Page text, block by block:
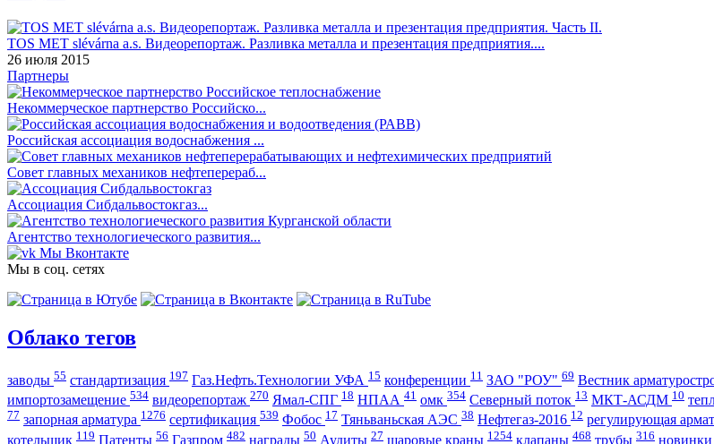
TOS MET slévárna a.s. Видеорепортаж. Разливка металла и презентация предприятия....
26 июля 2015
Партнеры
Некоммерческое партнерство Российско...
Российская ассоциация водоснабжения ...
Совет главных механиков нефтеперераб...
Ассоциация Сибдальвостокгаз...
Агентство технологиеческого развития...
Мы Вконтакте
Мы в соц. сетях
Облако тегов
заводы 55 стандартизация 197 Газ.Нефть.Технологии УФА 15 конференции 11 ЗАО "РОУ" 69 Вестник
импортозамещение 534 видеорепортаж 270 Ямал-СПГ 18 НПАА 41 омк 354 Северный поток 13 МКТ-АСДМ 10
77 запорная арматура 1276 сертификация 539 Фобос 17 Тяньваньская АЭС 38 Нефтегаз-2016 12 регулирующая
котельщик 119 Патенты 56 Газпром 482 награды 50 Аудиты 27 шаровые краны 1254 клапаны 468 трубы 316 новинки